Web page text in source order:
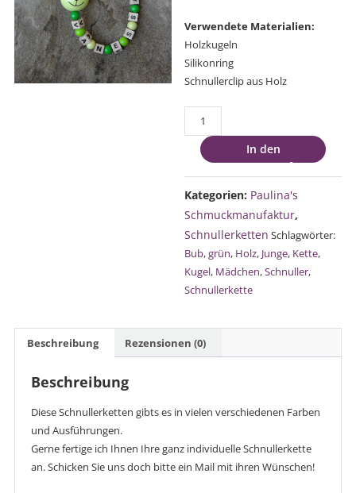
Verwendete Materialien:
Holzkugeln
Silikonring
Schnullerclip aus Holz
Schnullerkette
grün
In den
Kategorien: Paulina's
Schmuckmanufaktur,
Schnullerketten Schlagwörter:
Bub,grün, Holz, Junge, Kette,
Kugel, Mädchen,Schnuller,
Schnullerkette
Beschreibung Rezensionen (0)
Beschreibung
Diese Schnullerketten gibts es in vielen verschiedenen Farben
und Ausführungen.
Gerne fertige ich Ihnen Ihre ganz individuelle Schnullerkette
an. Schicken Sie uns doch bitte ein Mail mit ihren Wünschen!